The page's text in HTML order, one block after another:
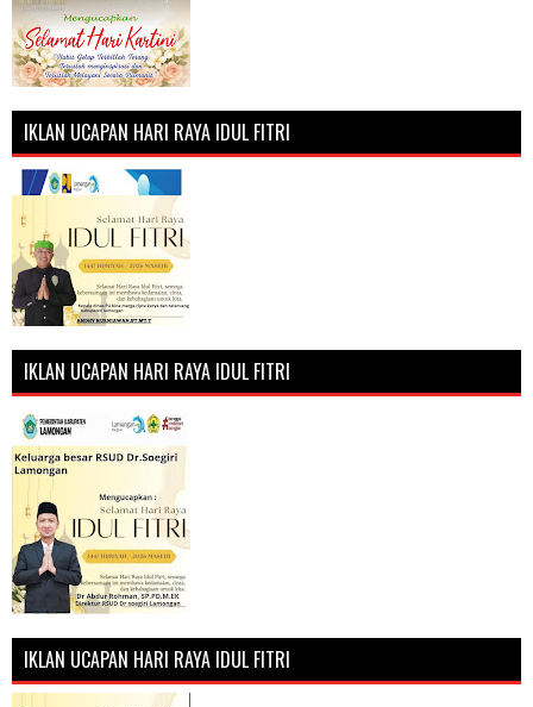
IKLAN UCAPAN HARI RAYA IDUL FITRI
IKLAN UCAPAN HARI RAYA IDUL FITRI
IKLAN UCAPAN HARI RAYA IDUL FITRI